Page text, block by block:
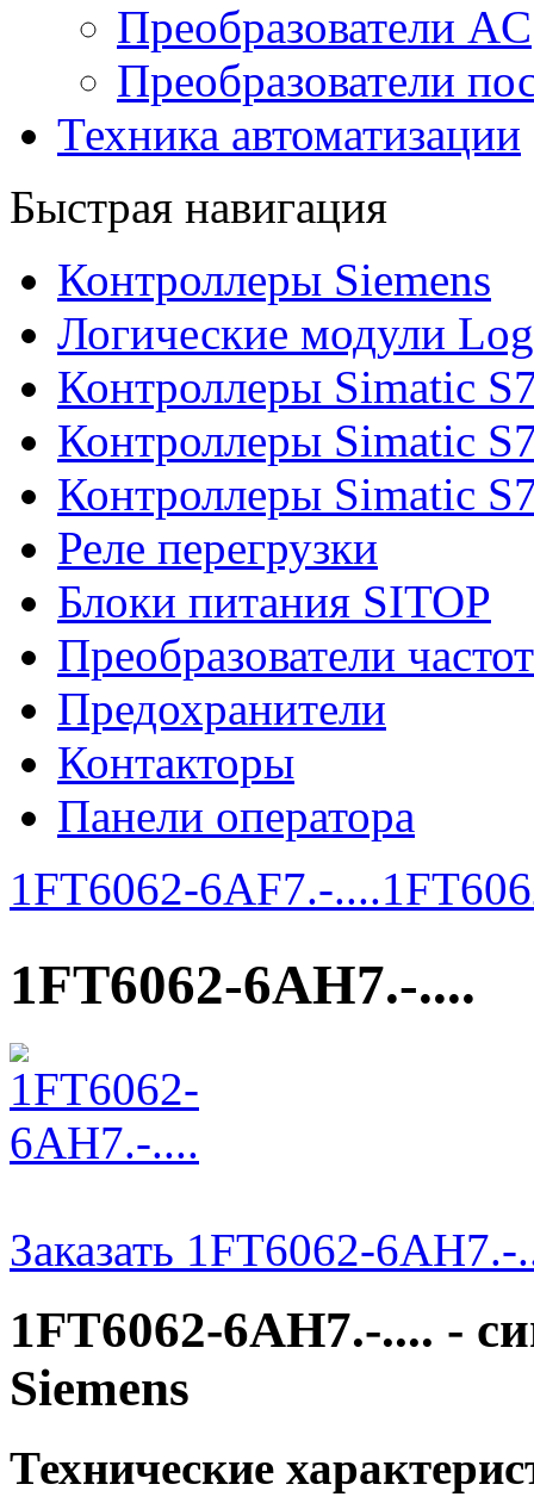
Преобразователи AC
Преобразователи
Техника автоматизации
Быстрая навигация
Контроллеры Siemens
Логические модули
Контроллеры Simatic
Контроллеры Simatic
Контроллеры Simatic
Реле перегрузки
Блоки питания SITOP
Преобразователи
Предохранители
Контакторы
Панели оператора
1FT6062-6AF7.-....
1FT6062-6AH7.-....
Заказать 1FT6062-6AH7.-
1FT6062-6AH7.-.... -
Siemens
Технические